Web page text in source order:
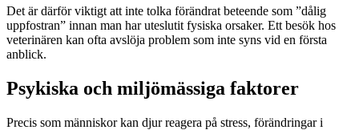
Det är därför viktigt att inte tolka förändrat beteende som ”dålig
uppfostran” innan man har uteslutit fysiska orsaker. Ett besök hos
veterinären kan ofta avslöja problem som inte syns vid en första
anblick.
Psykiska och miljömässiga faktorer
Precis som människor kan djur reagera på stress, förändringar i